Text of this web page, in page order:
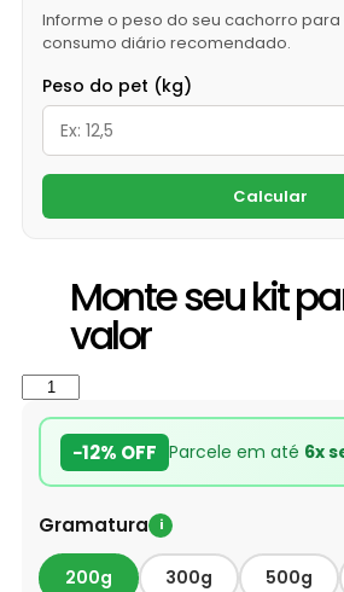
Informe o peso do seu cachorro
consumo diário recomendado.
Peso do pet (kg)
Calcular
Monte seu kit
valor
−12% OFF Parcele em até 6x
Gramatura i
200g 300g 500g